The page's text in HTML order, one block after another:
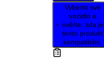
Vyberte své
vozidlo a
ověřte, zda je
tento produkt
kompatibilní.